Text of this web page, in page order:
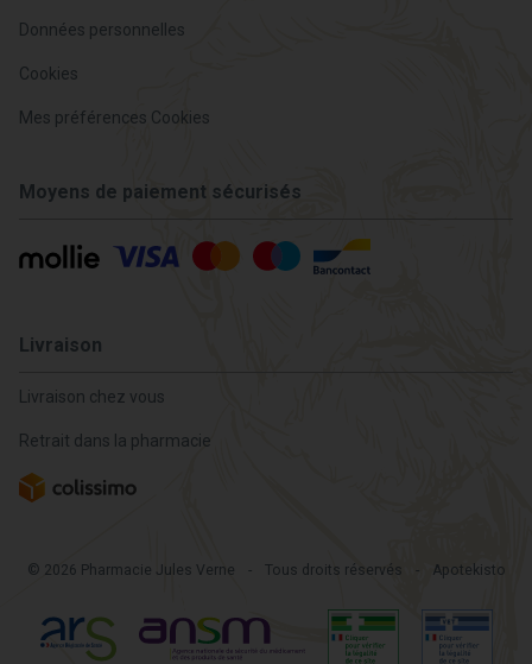
Données personnelles
Cookies
Mes préférences Cookies
Moyens de paiement sécurisés
Livraison
Livraison chez vous
Retrait dans la pharmacie
© 2026 Pharmacie Jules Verne - Tous droits réservés - Apotekisto